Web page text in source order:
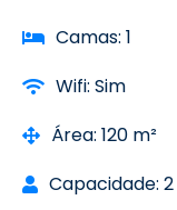
Camas: 1
Wifi: Sim
Área: 120 m²
Capacidade: 2